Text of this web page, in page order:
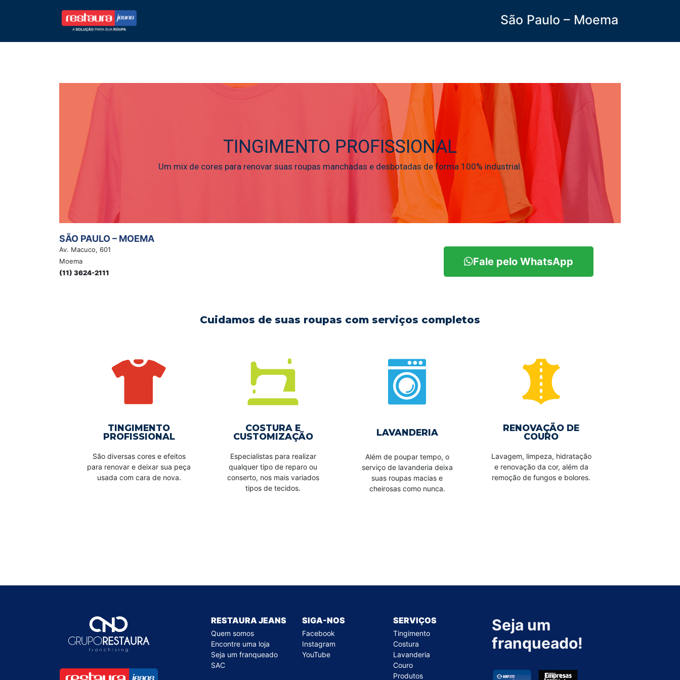
São Paulo – Moema
TINGIMENTO PROFISSIONAL
Um mix de cores para renovar suas roupas manchadas e desbotadas de forma 100% industrial.
SÃO PAULO – MOEMA
Av. Macuco, 601
Moema
(11) 3624-2111
Fale pelo WhatsApp
Cuidamos de suas roupas com serviços completos
TINGIMENTO
PROFISSIONAL
São diversas cores e efeitos
para renovar e deixar sua peça
usada com cara de nova.
COSTURA E
CUSTOMIZAÇÃO
Especialistas para realizar
qualquer tipo de reparo ou
conserto, nos mais variados
tipos de tecidos.
LAVANDERIA
Além de poupar tempo, o
serviço de lavanderia deixa
suas roupas macias e
cheirosas como nunca.
RENOVAÇÃO DE
COURO
Lavagem, limpeza, hidratação
e renovação da cor, além da
remoção de fungos e bolores.
RESTAURA JEANS
Quem somos
Encontre uma loja
Seja um franqueado
SAC
SIGA-NOS
Facebook
Instagram
YouTube
SERVIÇOS
Tingimento
Costura
Lavanderia
Couro
Produtos
Seja um
franqueado!